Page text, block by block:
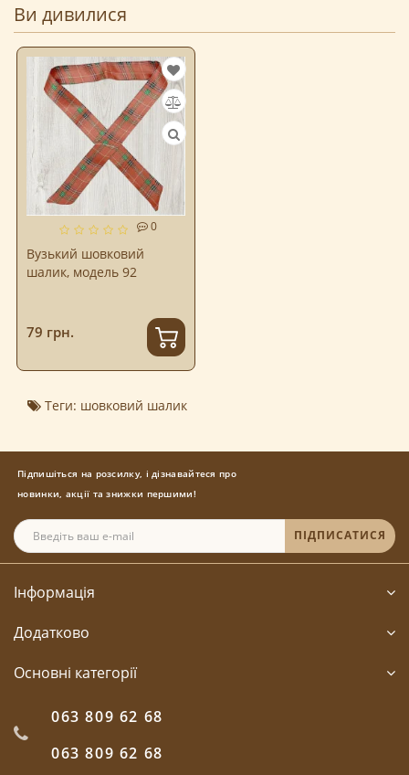
Ви дивилися
0
Вузький шовковий
шалик, модель 92
79 грн.
Теги: шовковий шалик
Підпишіться на розсилку, і дізнавайтеся про
новинки, акції та знижки першими!
ПІДПИСАТИСЯ
Інформація
Додатково
Основні категорії
063 809 62 68
063 809 62 68